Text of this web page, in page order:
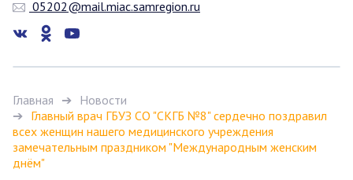
05202@mail.miac.samregion.ru
Главная
Новости
Главный врач ГБУЗ СО "СКГБ №8" сердечно поздравил
всех женщин нашего медицинского учреждения
замечательным праздником "Международным женским
днём"